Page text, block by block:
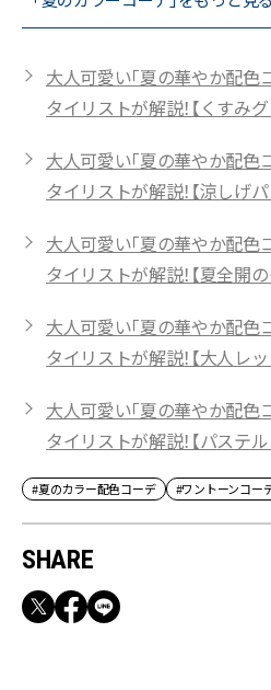
大人可愛い「夏の華やか配色
タイリストが解説！【くすみグ
大人可愛い「夏の華やか配色
タイリストが解説！【涼しげ
大人可愛い「夏の華やか配色
タイリストが解説！【夏全開
大人可愛い「夏の華やか配色
タイリストが解説！【大人レ
大人可愛い「夏の華やか配色
タイリストが解説！【パステル
#夏のカラー配色コーデ #ワントーンコー
SHARE